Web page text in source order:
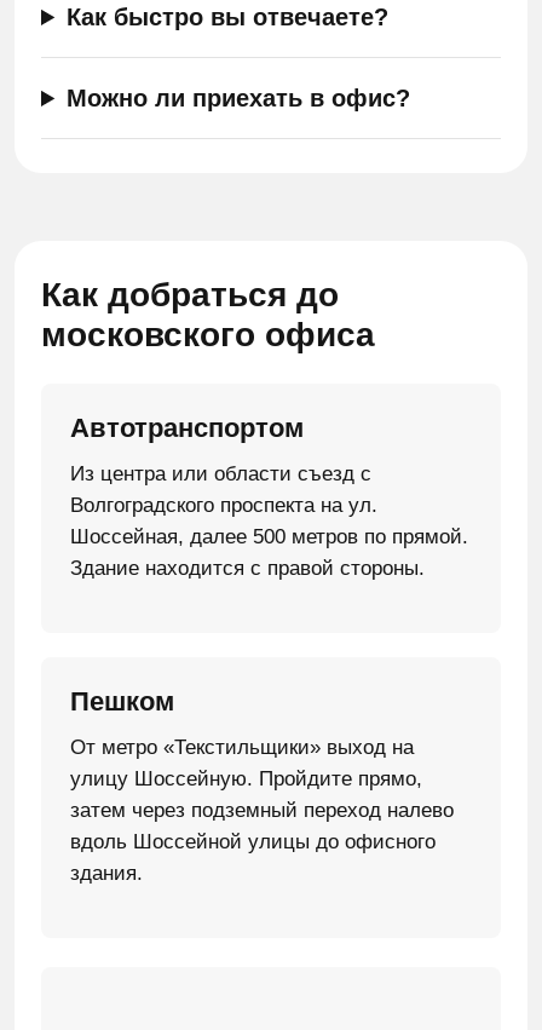
Как быстро вы отвечаете?
Можно ли приехать в офис?
Как добраться до
московского офиса
Автотранспортом
Из центра или области съезд с
Волгоградского проспекта на ул.
Шоссейная, далее 500 метров по прямой.
Здание находится с правой стороны.
Пешком
От метро «Текстильщики» выход на
улицу Шоссейную. Пройдите прямо,
затем через подземный переход налево
вдоль Шоссейной улицы до офисного
здания.